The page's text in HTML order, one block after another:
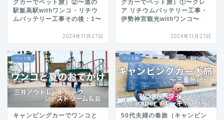
グカーでペット旅）②〜道の
駅飯高駅withワンコ・リチウ
ムバッテリー工事その後：1〜
2024年11月27日
グカーでペット旅）①〜クレ
ア リチウムバッテリー工事・
伊勢神宮観光withワンコ〜
2024年11月27日
ペット旅
キャンピングカーでワンコと
ペット旅
50代夫婦の春旅（キャンピン